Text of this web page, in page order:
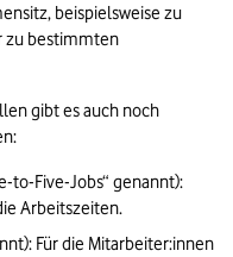
beispielsweise zu
zu bestimmten
gibt es auch noch
to-Five-Jobs“ genannt):
Arbeitszeiten.
Für die Mitarbeiter:innen